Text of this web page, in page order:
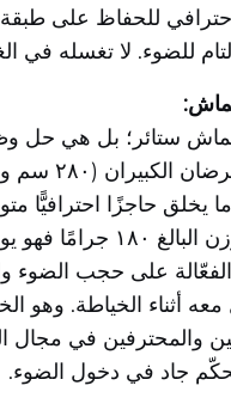
للحفاظ على
للضوء. لا تغسله في
ستائر؛ بل هي حل
يخلق حاجزًا احترافيًّا
الضوء تمامًا. أما الوزن
الفعّالة على حجب الضوء
أثناء الخياطة. وهو
والمحترفين في مجال
جاد في دخول الضوء.